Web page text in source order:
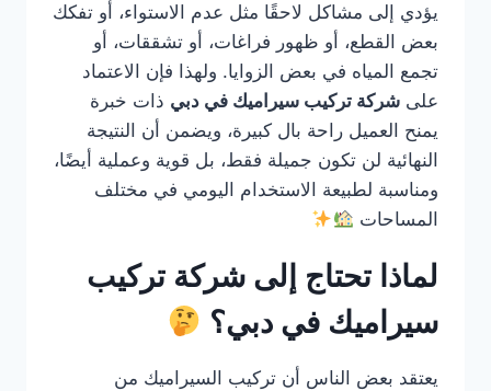
يؤدي إلى مشاكل لاحقًا مثل عدم الاستواء، أو تفكك
بعض القطع، أو ظهور فراغات، أو تشققات، أو
تجمع المياه في بعض الزوايا. ولهذا فإن الاعتماد
على شركة تركيب سيراميك في دبي ذات خبرة
يمنح العميل راحة بال كبيرة، ويضمن أن النتيجة
النهائية لن تكون جميلة فقط، بل قوية وعملية أيضًا،
ومناسبة لطبيعة الاستخدام اليومي في مختلف
المساحات
لماذا تحتاج إلى شركة تركيب
سيراميك في دبي؟
يعتقد بعض الناس أن تركيب السيراميك من